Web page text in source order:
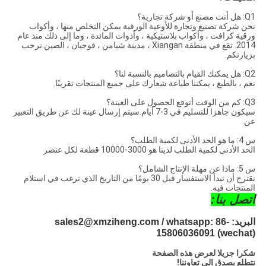
Q1: هل أنت مصنع أو شركة تجارية؟
نحن شركة تصنيع وتجارة للأوعية الورقية يمكن التخلص منها ، وأكواب
ورقية كرافت ، وأكواب بلاستيكية ، وأدوات المائدة ، وما إلى ذلك منذ عام
2014. تقع في منطقة Xiangan ، مدينة شيامن ، فوجيان ، الصين.نرحب
بزيارتكم.
Q2: هل يمكنك القيام بالتصاميم بالنسبة لنا؟
نعم ، بالطبع ، يمكننا طباعة شعارك على جميع المنتجات تقريبًا.
Q3: كم من الوقت أتوقع الحصول على العينة؟
سيكون جاهزا للتسليم في 3-7 أيام.سيتم إرسال عينة لك عن طريق التعبير
عن.
س 4: ما هو الحد الأدنى لكمية الطلب؟
الحد الأدنى لكمية الطلب لدينا هو 3000-10000 قطعة لكل عنصر
س 5: ماذا عن مهلة الإنتاج الشامل؟
نقترح أن تبدأ الاستفسار قبل 30 يومًا من التاريخ الذي ترغب في استلام
المنتجات فيه.
اتصل بنا:
البريد: sales2@xmziheng.com / whatsapp: 86-
15806036091 (wechat)
شكرا جزيلا لعرض هذه الصفحة
نتطلع بصدق الى تعاوننا!